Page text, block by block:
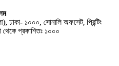
ঢাকা- ১০০০, সোনালি অফসেট, প্রিন্টিং
থেকে প্রকাশিতঃ ১০০০